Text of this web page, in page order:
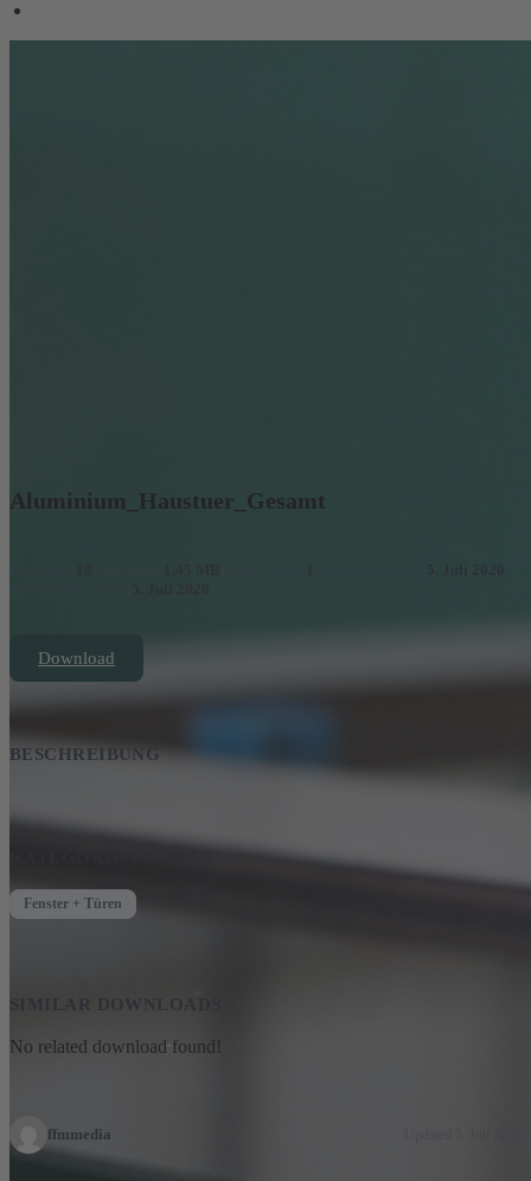
Aluminium_Haustuer_Gesamt
Download
BESCHREIBUNG
Fenster + Türen
SIMILAR DOWNLOADS
No related download found!
ffmmedia